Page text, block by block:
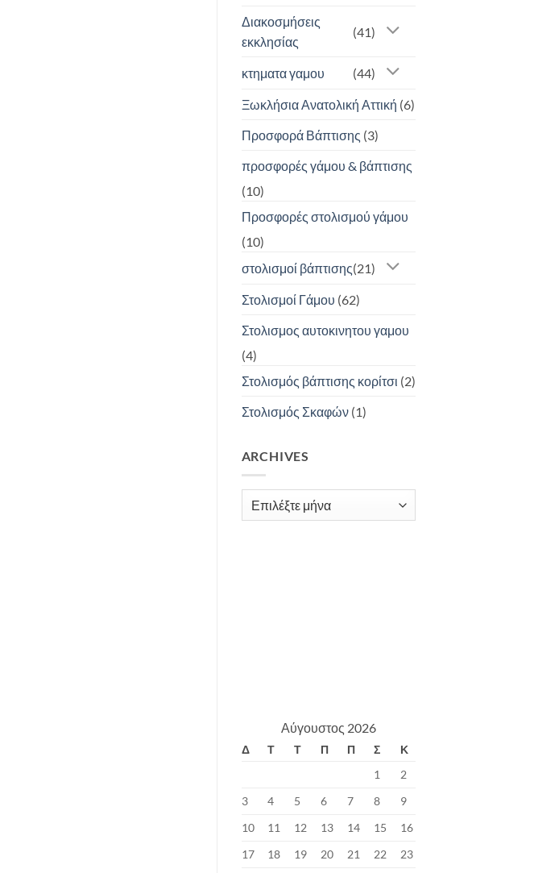
Διακοσμήσεις
εκκλησίας
(41)
κτηματα γαμου (44)
Ξωκλήσια Ανατολική Αττική (6)
Προσφορά Βάπτισης (3)
προσφορές γάμου & βάπτισης
(10)
Προσφορές στολισμού γάμου
(10)
στολισμοί βάπτισης(21)
Στολισμοί Γάμου (62)
Στολισμος αυτοκινητου γαμου
(4)
Στολισμός βάπτισης κορίτσι (2)
Στολισμός Σκαφών(1)
ARCHIVES
Archives
Αύγουστος 2026
Δ Τ Τ Π Π Σ
Κ
1
2
3
4 5 6 7 8
9
10
11 12 13 14 15
16
17
18 19 20 21 22
23